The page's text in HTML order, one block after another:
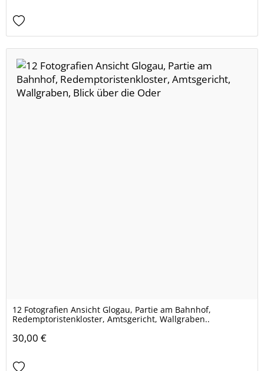
12 Fotografien Ansicht Glogau, Partie am Bahnhof,
Redemptoristenkloster, Amtsgericht, Wallgraben..
30,00 €